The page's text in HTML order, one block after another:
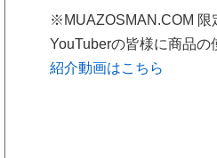
※MUAZOSMAN.COM 限
YouTuberの皆様に商品の
紹介動画はこちら